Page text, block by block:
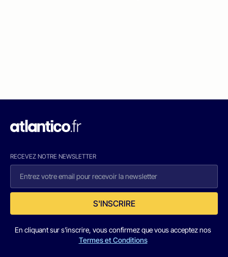
RECEVEZ NOTRE NEWSLETTER
S'INSCRIRE
En cliquant sur s'inscrire, vous confirmez que vous acceptez nos
Termes et Conditions